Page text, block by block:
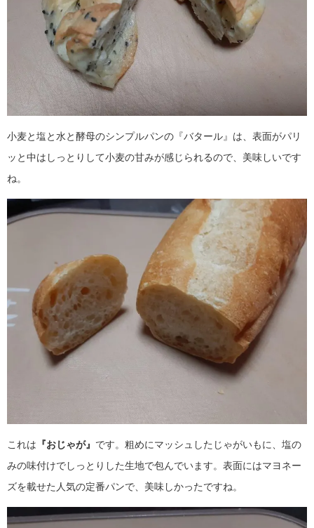
小麦と塩と水と酵母のシンプルパンの『バタール』は、表面がパリ
ッと中はしっとりして小麦の甘みが感じられるので、美味しいです
ね。
これは 『おじゃが』 です。粗めにマッシュしたじゃがいもに、塩の
みの味付けでしっとりした生地で包んでいます。表面にはマヨネー
ズを載せた人気の定番パンで、美味しかったですね。